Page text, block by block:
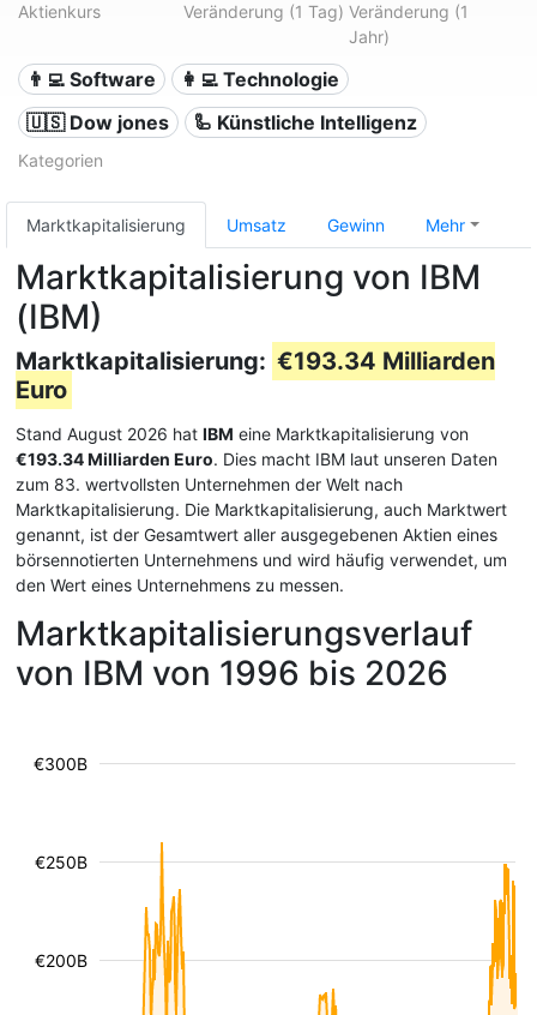
Aktienkurs Veränderung (1 Tag) Veränderung (1
Jahr)
👨‍💻 Software
👩‍💻 Technologie
🇺🇸 Dow jones
🦾 Künstliche Intelligenz
Kategorien
Marktkapitalisierung Umsatz Gewinn Mehr
Marktkapitalisierung von IBM
(IBM)
Marktkapitalisierung: €193.34 Milliarden
Euro
Stand August 2026 hat IBM eine Marktkapitalisierung von
€193.34 Milliarden Euro. Dies macht IBM laut unseren Daten
zum 83. wertvollsten Unternehmen der Welt nach
Marktkapitalisierung. Die Marktkapitalisierung, auch Marktwert
genannt, ist der Gesamtwert aller ausgegebenen Aktien eines
börsennotierten Unternehmens und wird häufig verwendet, um
den Wert eines Unternehmens zu messen.
Marktkapitalisierungsverlauf
von IBM von 1996 bis 2026
€200B
€250B
€300B